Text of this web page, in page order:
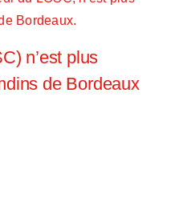
n’est plus
de Bordeaux